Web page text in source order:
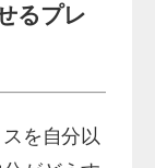
るプレ
スを自分以